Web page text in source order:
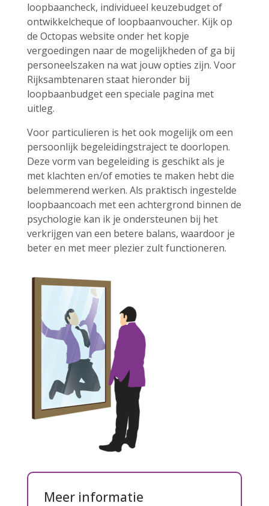
loopbaancheck, individueel keuzebudget of
ontwikkelcheque of loopbaanvoucher. Kijk op
de Octopas website onder het kopje
vergoedingen naar de mogelijkheden of ga bij
personeelszaken na wat jouw opties zijn. Voor
Rijksambtenaren staat hieronder bij
loopbaanbudget een speciale pagina met
uitleg.
Voor particulieren is het ook mogelijk om een
persoonlijk begeleidingstraject te doorlopen.
Deze vorm van begeleiding is geschikt als je
met klachten en/of emoties te maken hebt die
belemmerend werken. Als praktisch ingestelde
loopbaancoach met een achtergrond binnen de
psychologie kan ik je ondersteunen bij het
verkrijgen van een betere balans, waardoor je
beter en met meer plezier zult functioneren.
Meer informatie